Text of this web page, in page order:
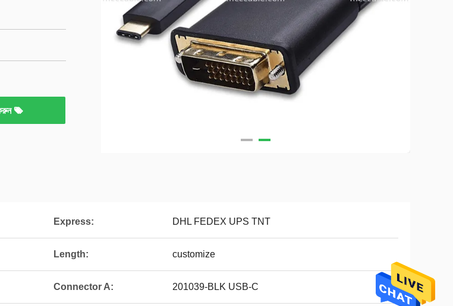
Express: DHL FEDEX UPS TNT
Length: customize
Connector A: 201039-BLK USB-C